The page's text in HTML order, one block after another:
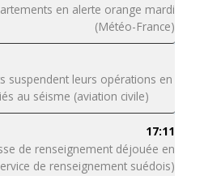
en alerte orange mardi
(Météo-France)
suspendent leurs opérations en
au séisme (aviation civile)
17:11
de renseignement déjouée en
de renseignement suédois)